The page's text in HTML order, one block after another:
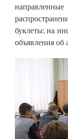
буклеты; на
объявления об